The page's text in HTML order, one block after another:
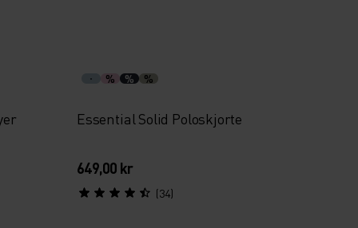
% % %
Essential Solid Poloskjorte
649,00 kr
(34)